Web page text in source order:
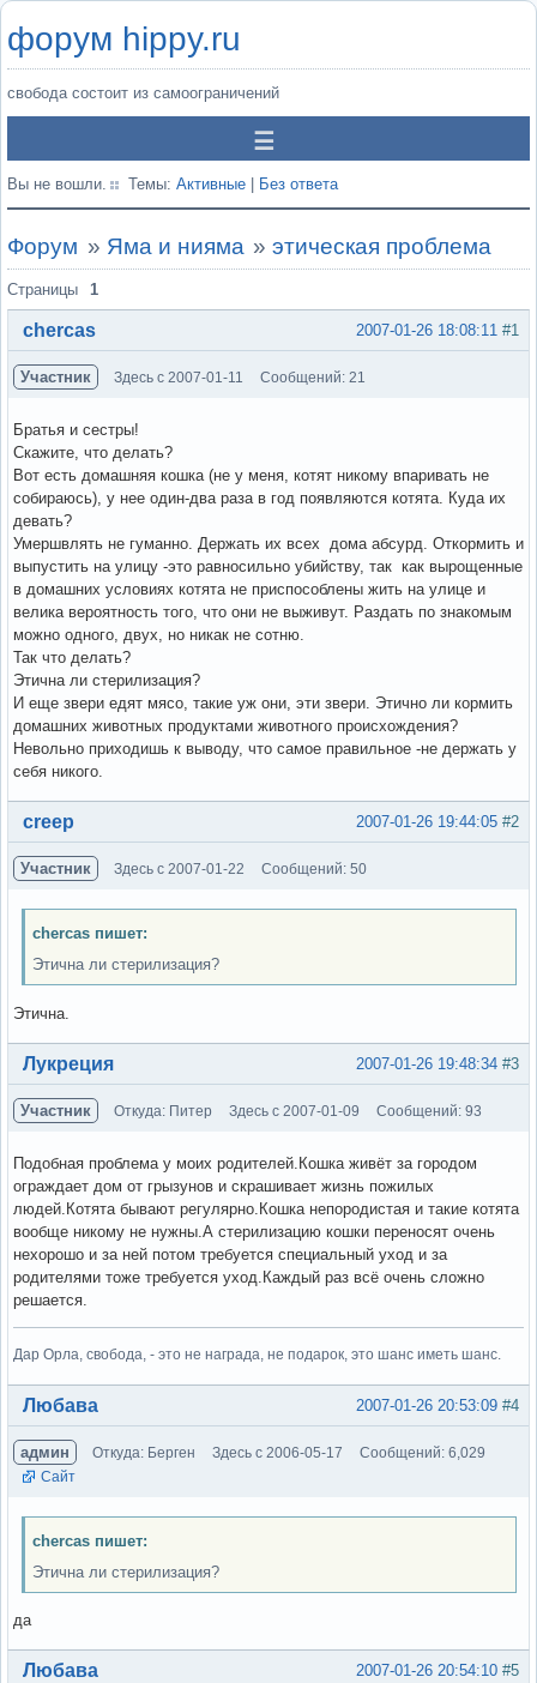
форум hippy.ru
свобода состоит из самоограничений
Вы не вошли. Темы: Активные Без ответа
Форум » Яма и нияма »этическая проблема
Страницы 1
#1
2007-01-26 18:08:11
chercas
Участник Здесь с 2007-01-11 Сообщений: 21
Братья и сестры!
Скажите, что делать?
Вот есть домашняя кошка (не у меня, котят никому впаривать не
собираюсь), у нее один-два раза в год появляются котята. Куда их
девать?
Умершвлять не гуманно. Держать их всех дома абсурд. Откормить и
выпустить на улицу -это равносильно убийству, так как вырощенные
в домашних условиях котята не приспособлены жить на улице и
велика вероятность того, что они не выживут. Раздать по знакомым
можно одного, двух, но никак не сотню.
Так что делать?
Этична ли стерилизация?
И еще звери едят мясо, такие уж они, эти звери. Этично ли кормить
домашних животных продуктами животного происхождения?
Невольно приходишь к выводу, что самое правильное -не держать у
себя никого.
Вне форума #2
2007-01-26 19:44:05
creep
Участник Здесь с 2007-01-22 Сообщений: 50
chercas пишет:
Этична ли стерилизация?
Этична.
Вне форума #3
2007-01-26 19:48:34
Лукреция
Участник Откуда: Питер Здесь с 2007-01-09 Сообщений: 93
Подобная проблема у моих родителей.Кошка живёт за городом
ограждает дом от грызунов и скрашивает жизнь пожилых
людей.Котята бывают регулярно.Кошка непородистая и такие котята
вообще никому не нужны.А стерилизацию кошки переносят очень
нехорошо и за ней потом требуется специальный уход и за
родителями тоже требуется уход.Каждый раз всё очень сложно
решается.
Дар Орла, свобода, - это не награда, не подарок, это шанс иметь шанс.
Вне форума #4
2007-01-26 20:53:09
Любава
админ Откуда: Берген Здесь с 2006-05-17
Сообщений: 6,029
Сайт
chercas пишет:
Этична ли стерилизация?
да
Вне форума #5
2007-01-26 20:54:10
Любава